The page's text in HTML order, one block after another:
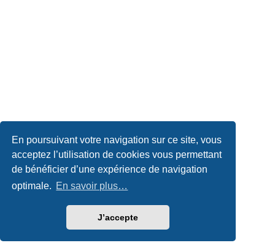
En poursuivant votre navigation sur ce site, vous
acceptez l’utilisation de cookies vous permettant
de bénéficier d’une expérience de navigation
optimale. En savoir plus…
J’accepte